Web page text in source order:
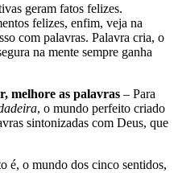
geram fatos felizes.
felizes, enfim, veja na
com palavras. Palavra cria, o
na mente sempre ganha
melhore as palavras – Para
, o mundo perfeito criado
sintonizadas com Deus, que
é, o mundo dos cinco sentidos,